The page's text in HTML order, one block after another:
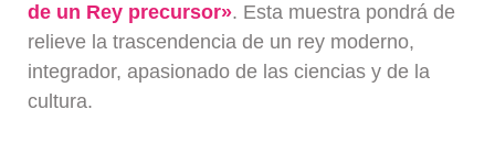
de un Rey precursor». Esta muestra pondrá de
relieve la trascendencia de un rey moderno,
integrador, apasionado de las ciencias y de la
cultura.